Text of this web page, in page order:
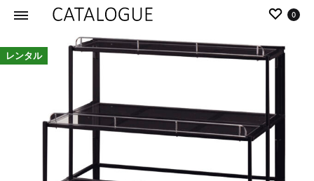
タ
|
パ
ー
ー
デ
ア
の
0
レンタル